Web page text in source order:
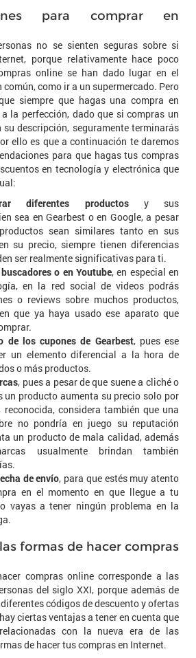
para comprar en
no se sienten seguras sobre si
porque relativamente hace poco
online se han dado lugar en el
común, como ir a un supermercado. Pero
siempre que hagas una compra en
la perfección, dado que si compras un
descripción, seguramente terminarás
ello es que a continuación te daremos
para que hagas tus compras
en tecnología y electrónica que
diferentes productosy sus
sea en Gearbest o en Google, a pesar
sean similares tanto en sus
su precio, siempre tienen diferencias
ser realmente significativas para ti.
o en Youtube, en especial en
en la red social de videos podrás
o reviews sobre muchos productos,
que ya haya usado ese aparato que
de los cupones de Gearbest, pues ese
un elemento diferencial a la hora de
o más productos.
, pues a pesar de que suene a cliché o
un producto aumenta su precio solo por
reconocida, considera también que una
no pondría en juego su reputación
un producto de mala calidad, además
usualmente brindan también
de envío, para que estés muy atento
en el momento en que llegue a tu
vayas a tener ningún problema en la
formas de hacer compras
compras online corresponde a las
del siglo XXI, porque además de
códigos de descuento y ofertas
ciertas ventajas a tener en cuenta que
con la nueva era de las
de hacer tus compras en Internet.